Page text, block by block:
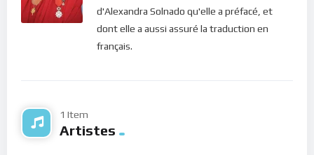
seule manière de nous rappeler que nous sommes, en réalité,
cette énergie qui brille de mille feux sur les montagnes de ce
monde… Alors tout ce que nous toucherons ne sera que
Bonne méditation.
d'Alexandra Solnado qu'elle a préfacé, et
dont elle a aussi assuré la traduction en
français.
1 Item
Artistes